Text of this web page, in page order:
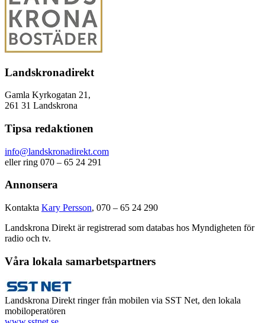
Landskronadirekt
Gamla Kyrkogatan 21,
261 31 Landskrona
Tipsa redaktionen
info@landskronadirekt.com
eller ring 070 – 65 24 291
Annonsera
Kontakta Kary Persson, 070 – 65 24 290
Landskrona Direkt är registrerad som databas hos Myndigheten för
radio och tv.
Våra lokala samarbetspartners
Landskrona Direkt ringer från mobilen via SST Net, den lokala
mobiloperatören